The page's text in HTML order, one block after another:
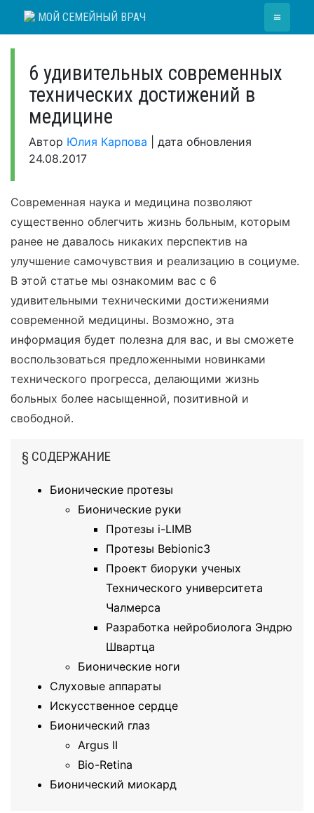
МОЙ СЕМЕЙНЫЙ ВРАЧ ≡
6 удивительных современных
технических достижений в
медицине
Автор Юлия Карпова
дата обновления
24.08.2017
Современная наука и медицина позволяют
существенно облегчить жизнь больным, которым
ранее не давалось никаких перспектив на
улучшение самочувствия и реализацию в социуме.
В этой статье мы ознакомим вас с 6
удивительными техническими достижениями
современной медицины. Возможно, эта
информация будет полезна для вас, и вы сможете
воспользоваться предложенными новинками
технического прогресса, делающими жизнь
больных более насыщенной, позитивной и
свободной.
§ СОДЕРЖАНИЕ
Бионические протезы
Бионические руки
Протезы i-LIMB
Протезы Bebionic3
Проект биоруки ученых
Технического университета
Чалмерса
Разработка нейробиолога Эндрю
Швартца
Бионические ноги
Слуховые аппараты
Искусственное сердце
Бионический глаз
Argus II
Bio-Retina
Бионический миокард